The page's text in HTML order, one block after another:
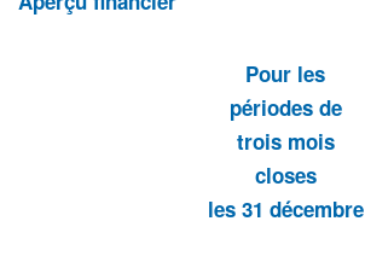
Pour les
périodes de
trois mois
closes
les 31 décembre